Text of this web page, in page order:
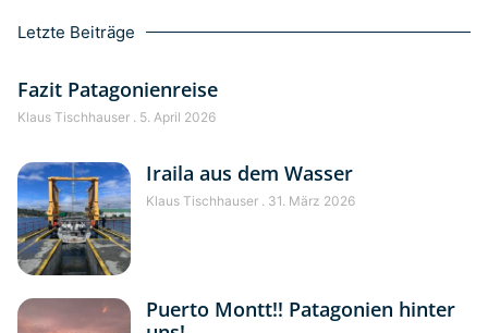
Letzte Beiträge
Fazit Patagonienreise
Klaus Tischhauser 5. April 2026
Iraila aus dem Wasser
Klaus Tischhauser 31. März 2026
Puerto Montt!! Patagonien hinter